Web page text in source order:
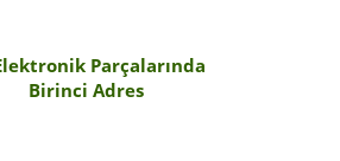
Parçalarında
Birinci Adres